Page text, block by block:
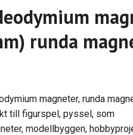
runda
magneter, runda
till figurspel, pyssel, som
modellbyggen,